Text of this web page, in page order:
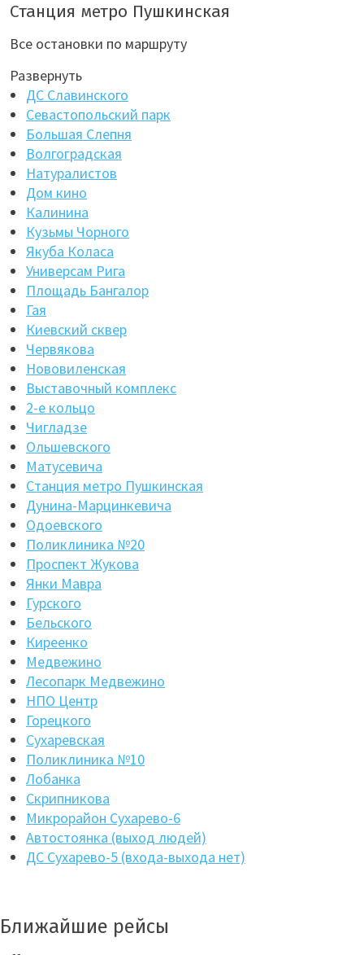
Станция метро Пушкинская
Все остановки по маршруту
Развернуть
ДС Славинского
Севастопольский парк
Большая Слепня
Волгоградская
Натуралистов
Дом кино
Калинина
Кузьмы Чорного
Якуба Коласа
Универсам Рига
Площадь Бангалор
Гая
Киевский сквер
Червякова
Нововиленская
Выставочный комплекс
2-е кольцо
Чигладзе
Ольшевского
Матусевича
Станция метро Пушкинская
Дунина-Марцинкевича
Одоевского
Поликлиника №20
Проспект Жукова
Янки Мавра
Гурского
Бельского
Киреенко
Медвежино
Лесопарк Медвежино
НПО Центр
Горецкого
Сухаревская
Поликлиника №10
Лобанка
Скрипникова
Микрорайон Сухарево-6
Автостоянка (выход людей)
ДС Сухарево-5 (входа-выхода нет)
Ближайшие рейсы